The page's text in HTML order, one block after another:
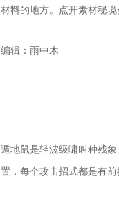
材料的地方。点开素材秘
编辑：雨中木
遁地鼠是轻波级啸叫种残
置，每个攻击招式都是有